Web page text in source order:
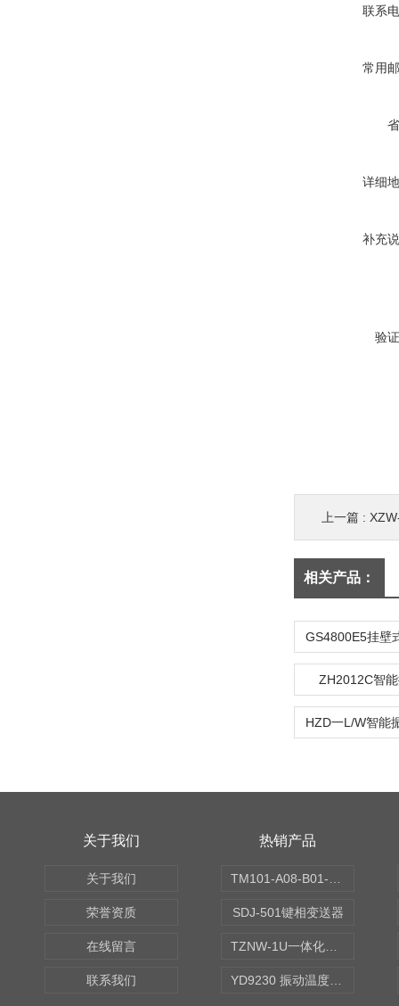
联系
常用
详细
补充
验
上一篇 :
相关产品：
ZH2012C智
关于我们
关于我们
荣誉资质
在线留言
联系我们
热销产品
SDJ-501键相变送器